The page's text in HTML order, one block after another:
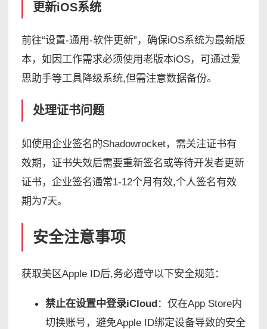
更新iOS系统
前往“设置-通用-软件更新”，确保iOS系统为最新版
本，如因工作需求必须使用老版本iOS，可通过爱
思助手等工具降级系统,但需注意数据备份。
处理证书问题
如使用企业签名的Shadowrocket，需关注证书有
效期，证书失效后需要重新签名或等待开发者更新
证书，企业签名通常1-12个月有效,个人签名有效
期为7天。
安全注意事项
获取美区Apple ID后,务必遵守以下安全规范：
禁止在设置中登录iCloud：仅在App Store内
切换账号，避免Apple ID绑定设备导致的安全